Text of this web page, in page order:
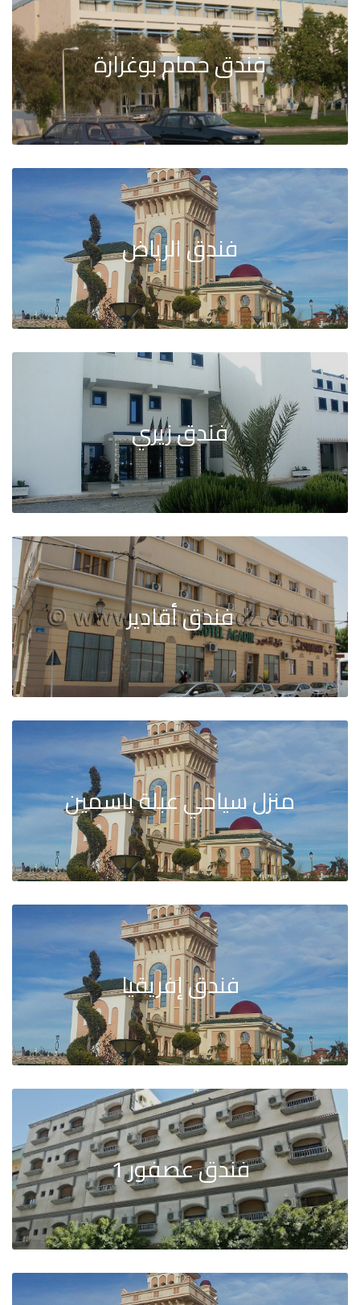
فندق حمام بوغرارة
فندق الرياض
فندق زيري
فندق أقادير
منزل سياحي عبلة ياسمين
فندق إفريقيا
فندق عصفور 1